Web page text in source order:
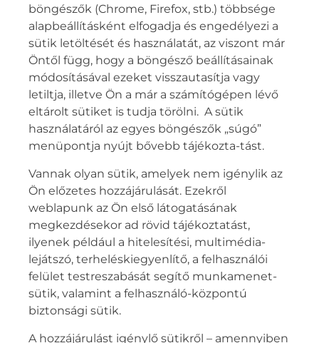
böngészők (Chrome, Firefox, stb.) többsége
alapbeállításként elfogadja és engedélyezi a
sütik letöltését és használatát, az viszont már
Öntől függ, hogy a böngésző beállításainak
módosításával ezeket visszautasítja vagy
letiltja, illetve Ön a már a számítógépen lévő
eltárolt sütiket is tudja törölni. A sütik
használatáról az egyes böngészők „súgó”
menüpontja nyújt bővebb tájékozta-tást.
Vannak olyan sütik, amelyek nem igénylik az
Ön előzetes hozzájárulását. Ezekről
weblapunk az Ön első látogatásának
megkezdésekor ad rövid tájékoztatást,
ilyenek például a hitelesítési, multimédia-
lejátszó, terheléskiegyenlítő, a felhasználói
felület testreszabását segítő munkamenet-
sütik, valamint a felhasználó-központú
biztonsági sütik.
A hozzájárulást igénylő sütikről – amennyiben